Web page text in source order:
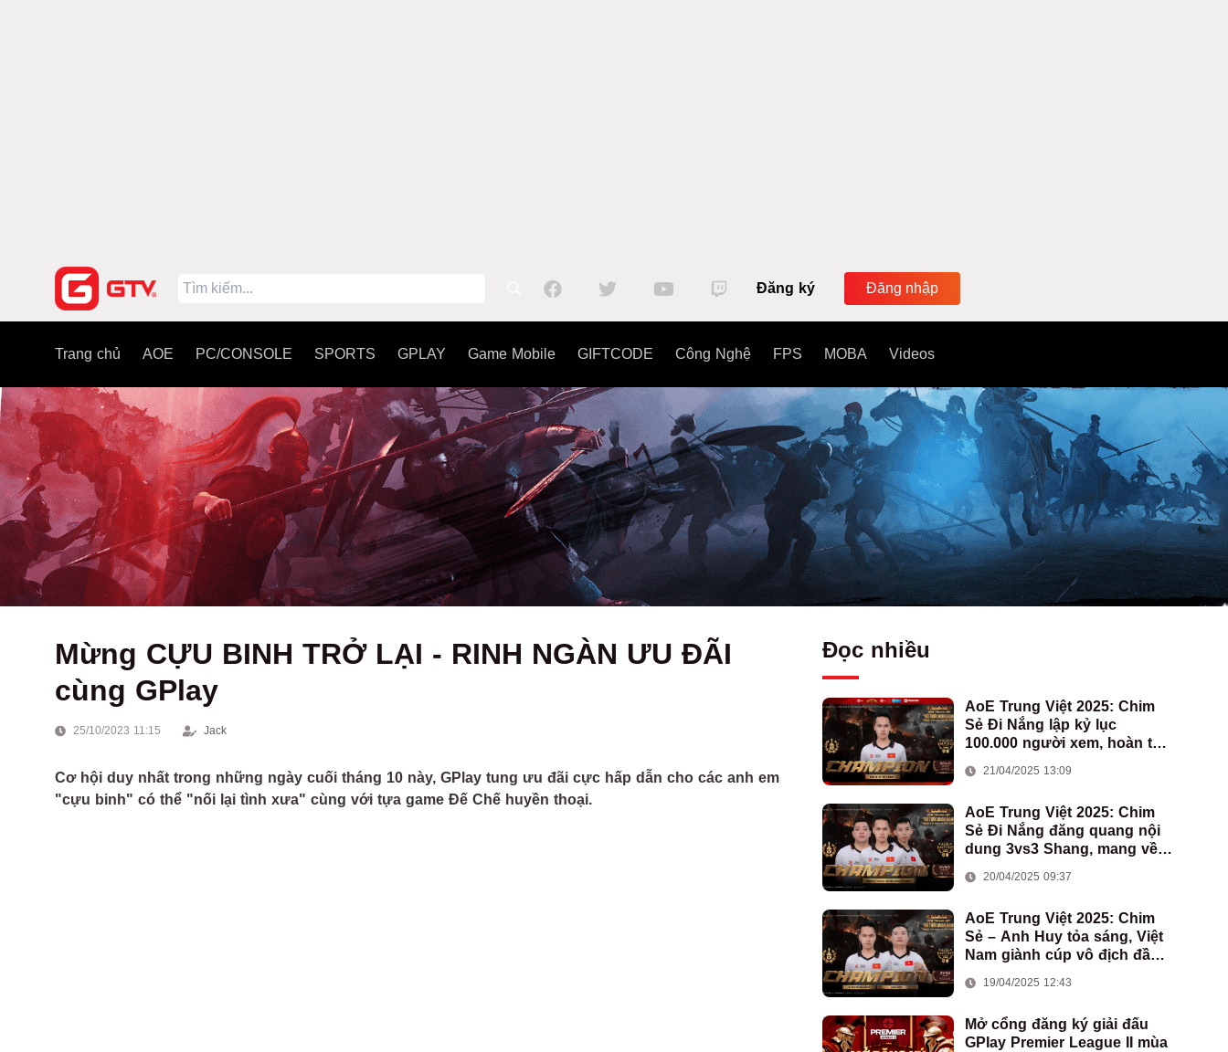
Đăng ký Đăng nhập
Trang chủ AOE PC/CONSOLE SPORTS GPLAY Game Mobile GIFTCODE Công Nghệ FPS MOBA Videos
Mừng CỰU BINH TRỞ LẠI - RINH NGÀN ƯU ĐÃI
cùng GPlay
25/10/2023 11:15 Jack
Cơ hội duy nhất trong những ngày cuối tháng 10 này, GPlay tung ưu đãi cực hấp dẫn cho các anh em
"cựu binh" có thể "nối lại tình xưa" cùng với tựa game Đế Chế huyền thoại.
Đọc nhiều
AoE Trung Việt 2025: Chim
Sẻ Đi Nắng lập kỷ lục
100.000 người xem, hoàn tất
Việt Nam
21/04/2025 13:09
AoE Trung Việt 2025: Chim
Sẻ Đi Nắng đăng quang nội
dung 3vs3 Shang, mang về
đoàn AoE Việt Nam
20/04/2025 09:37
AoE Trung Việt 2025: Chim
Sẻ – Anh Huy tỏa sáng, Việt
Nam giành cúp vô địch đầu
19/04/2025 12:43
Mở cổng đăng ký giải đấu
GPlay Premier League II mùa